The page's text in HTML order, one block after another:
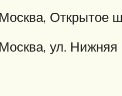
Открытое
ул. Нижняя